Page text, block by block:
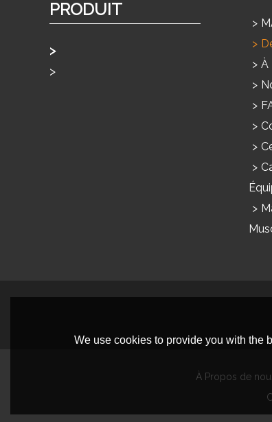
PRODUIT
Usage À La Maison Products
À
À Propos de
We use cookies to provide you with the